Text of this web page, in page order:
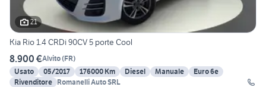
21
Kia Rio 1.4 CRDi 90CV 5 porte Cool
8.900 €Alvito(FR)
Usato
05/2017 176000 Km Diesel Manuale
Euro 6e
Rivenditore Romanelli Auto SRL